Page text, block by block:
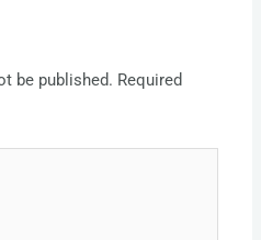
be published. Required